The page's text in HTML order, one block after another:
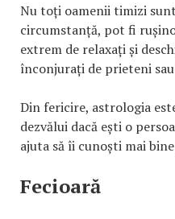
Nu toți oamenii timizi
circumstanță, pot fi
extrem de relaxați și
înconjurați de prieteni
Din fericire, astrologia
dezvălui dacă ești o
ajuta să îi cunoști mai
Fecioară